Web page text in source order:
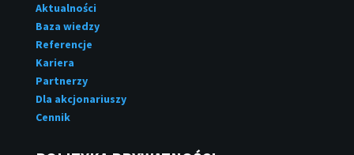
Aktualności
Baza wiedzy
Referencje
Kariera
Partnerzy
Dla akcjonariuszy
Cennik